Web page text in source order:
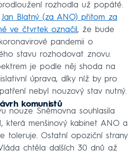
rozhodla už popáté.
Jan Blatný (za ANO) přitom za
ve čtvrtek označil , že bude
pandemii o
stavu rozhodovat znovu.
je podle něj shoda na
úprava, díky níž by pro
nebyl nouzový stav nutný.
komunistů
nouze Sněmovna souhlasila
která menšinový kabinet ANO a
toleruje. Ostatní opoziční strany
chtěla dalších 30 dnů až